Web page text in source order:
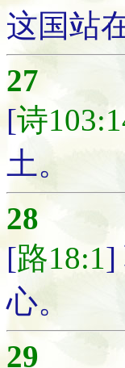
这国站
27
[诗
土。
28
[路18:1]
心。
29